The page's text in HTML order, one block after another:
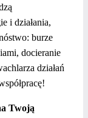
i działania,
burze
docieranie
działań
Twoją